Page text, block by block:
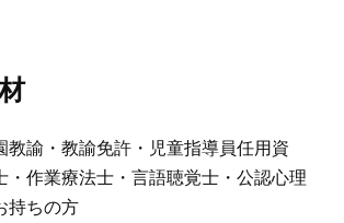
教諭・教諭免許・児童指導員任用資
・作業療法士・言語聴覚士・公認心理
持ちの方